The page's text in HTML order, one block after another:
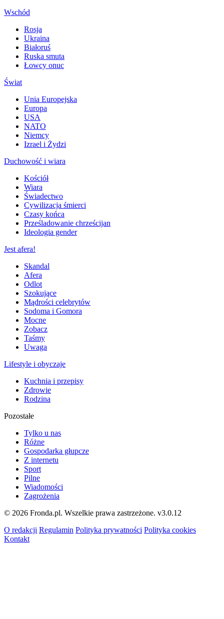
Wschód
Rosja
Ukraina
Białoruś
Ruska smuta
Łowcy onuc
Świat
Unia Europejska
Europa
USA
NATO
Niemcy
Izrael i Żydzi
Duchowość i wiara
Kościół
Wiara
Świadectwo
Cywilizacja śmierci
Czasy końca
Prześladowanie chrześcijan
Ideologia gender
Jest afera!
Skandal
Afera
Odlot
Szokujące
Mądrości celebrytów
Sodoma i Gomora
Mocne
Zobacz
Taśmy
Uwaga
Lifestyle i obyczaje
Kuchnia i przepisy
Zdrowie
Rodzina
Pozostałe
Tylko u nas
Różne
Gospodarka głupcze
Z internetu
Sport
Pilne
Wiadomości
Zagrożenia
© 2026 Fronda.pl. Wszelkie prawa zastrzeżone. v3.0.12
O redakcji Regulamin Polityka prywatności Polityka cookies
Kontakt